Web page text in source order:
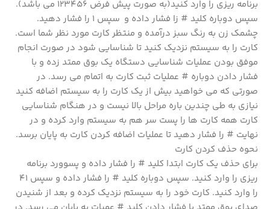
برنامه ریزی را وارد کنید(به صورت پیش فرض 123456 می باشد).
سپس دوباره کلید # زا فشار داده و سپس 1 را فشار دهید.
چشمک زن به رنگ سبز درآمده و منتظر کارت مورد نظر شما است.
کارت را به سیستم نزدیک کنید تا شناسایی شود در صورت انجام
موفق بودن عملیات شناسایی دستگاه یک بوق ممتد زده و با
فشار دادن دوباره # عملیات ثبت کارت به اتمام می رسد. در
صورتی که می خواهید بیش از یک کارت را به سیستم اضافه کنید
نیازی به طی چندین باره مراحل بالا نیست و در هنگام شناسایی
کارت همه کارت ها را پست سر هم به سیستم وارد کرده و در
نهایت # را فشار دهید تا عملیات اضافه کردن کارت به پایان برسد.
نحوه حذف کردن کارت
برای حذف یک کارت ابتدا کلید # را فشار داده و پسوورد برنامه
ریزی را وارد کنید. سپس دوباره کلید # را فشار داده و سپس 41
را وارد کنید. کارت خود را به سیستم نزدیک کرده و بعد از شنیدن